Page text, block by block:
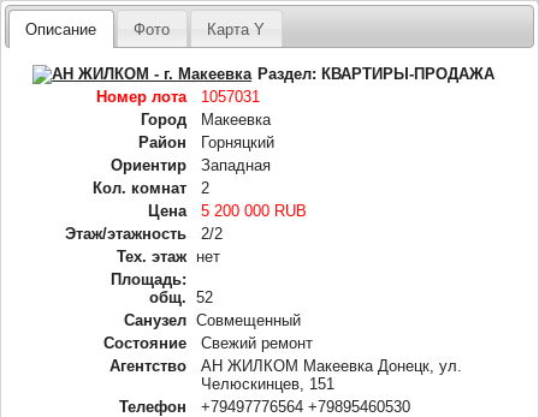
Описание Фото Карта Y
Раздел:КВАРТИРЫ-ПРОДАЖА
Номер лота
1057031
Город
Макеевка
Район
Горняцкий
Ориентир
Западная
Кол. комнат
2
Цена
5 200 000 RUB
Этаж/этажность
2/2
Тех. этаж нет
Площадь:
общ.
52
Санузел Совмещенный
Состояние
Свежий ремонт
Агентство
АН ЖИЛКОМ Макеевка Донецк, ул.
Челюскинцев, 151
Телефон
+79497776564 +79895460530